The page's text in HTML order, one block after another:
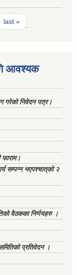
last »
आवश्यक
गरेको निवेदन पत्र।
फाराम।
सम्पन्न भएपश्चात्‌को २
वैठकका निर्णयहरु ।
प्रतिवेदन ।